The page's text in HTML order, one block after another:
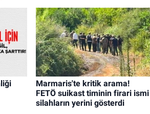
Marmaris'te kritik arama!
FETÖ suikast timinin firari ismi
silahların yerini gösterdi